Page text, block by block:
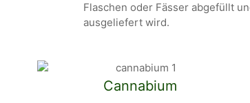
Flaschen oder Fässer abgefüllt
ausgeliefert wird.
Cannabium